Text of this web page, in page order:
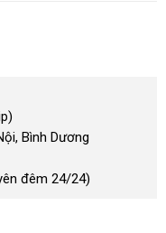
Bình Dương
đêm 24/24)